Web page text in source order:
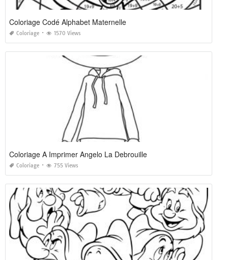
Coloriage Codé Alphabet Maternelle
Coloriage 1570 Views
Coloriage A Imprimer Angelo La Debrouille
Coloriage 755 Views